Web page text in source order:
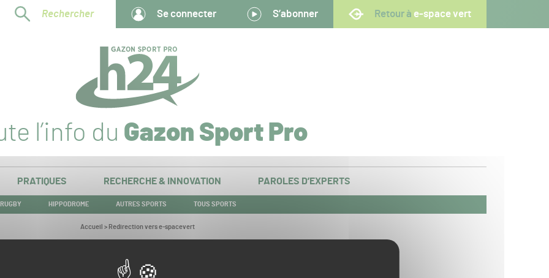
Rechercher Se connecter S’abonner Retour à e-space vert
l’info du Gazon Sport Pro
PRATIQUES RECHERCHE & INNOVATION PAROLES D’EXPERTS
RUGBY HIPPODROME AUTRES SPORTS TOUS SPORTS
Vous
Accueil > Redirection vers e-spacevert
Redirection vers e-spacevert